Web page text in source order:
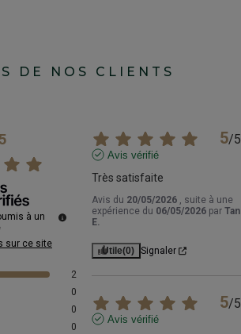
DE NOS CLIENTS
à un
sur ce site
2
0
0
0
5/5
Avis vérifié
Très satisfaite
Avis du 20/05/2026 , suite à une
expérience du 06/05/2026 par
E.
Utile(0) Signaler
5/5
Avis vérifié